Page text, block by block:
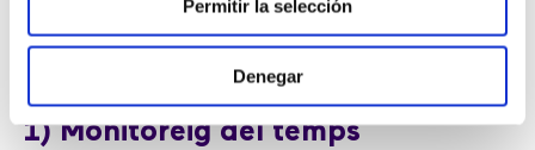
Permitir la selección
Denegar
determinat.
1) Monitoreig del temps